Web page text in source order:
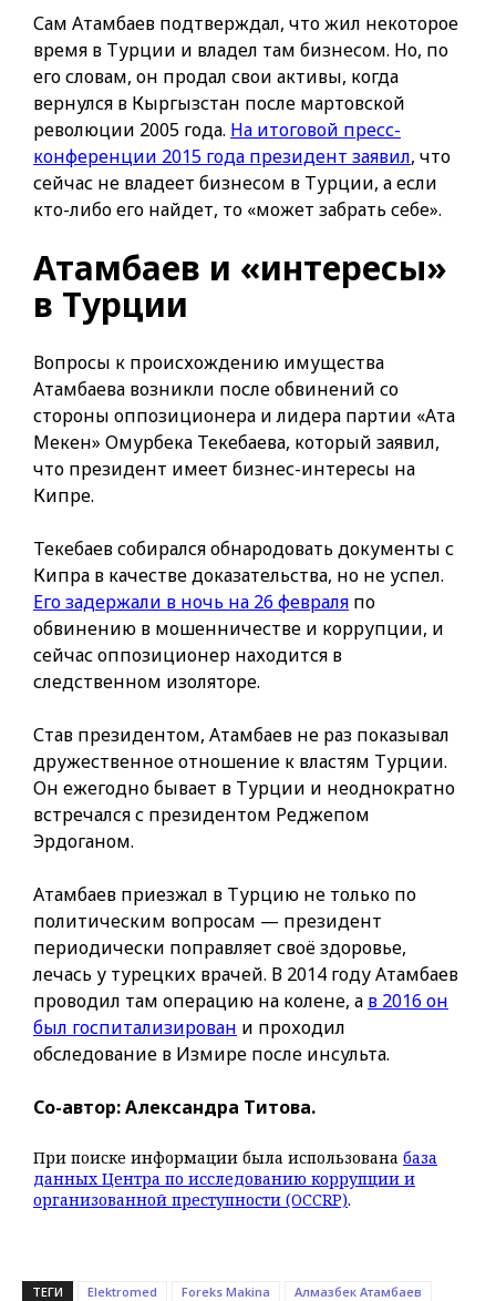
Сам Атамбаев подтверждал, что жил некоторое
время в Турции и владел там бизнесом. Но, по
его словам, он продал свои активы, когда
вернулся в Кыргызстан после мартовской
революции 2005 года. На итоговой пресс-
конференции 2015 года президент заявил, что
сейчас не владеет бизнесом в Турции, а если
кто-либо его найдет, то «может забрать себе».
Атамбаев и «интересы»
в Турции
Вопросы к происхождению имущества
Атамбаева возникли после обвинений со
стороны оппозиционера и лидера партии «Ата
Мекен» Омурбека Текебаева, который заявил,
что президент имеет бизнес-интересы на
Кипре.
Текебаев собирался обнародовать документы с
Кипра в качестве доказательства, но не успел.
Его задержали в ночь на 26 февраля по
обвинению в мошенничестве и коррупции, и
сейчас оппозиционер находится в
следственном изоляторе.
Став президентом, Атамбаев не раз показывал
дружественное отношение к властям Турции.
Он ежегодно бывает в Турции и неоднократно
встречался с президентом Реджепом
Эрдоганом.
Атамбаев приезжал в Турцию не только по
политическим вопросам — президент
периодически поправляет своё здоровье,
лечась у турецких врачей. В 2014 году Атамбаев
проводил там операцию на колене, а в 2016 он
был госпитализирован и проходил
обследование в Измире после инсульта.
Со-автор: Александра Титова.
При поиске информации была использована база
данных Центра по исследованию коррупции и
организованной преступности (OCCRP).
ТЕГИ Elektromed Foreks Makina
Алмазбек Атамбаев